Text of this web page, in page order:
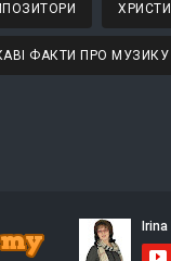
ФАКТИ ПРО МУЗИКУ